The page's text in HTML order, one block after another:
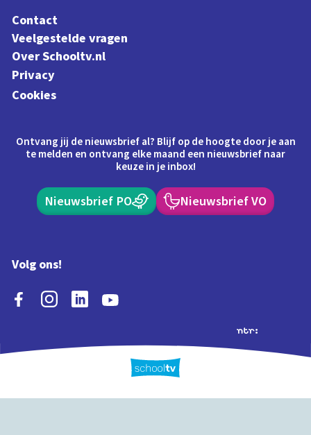
Contact
Veelgestelde vragen
Over Schooltv.nl
Privacy
Cookies
Ontvang jij de nieuwsbrief al? Blijf op de hoogte door je aan
te melden en ontvang elke maand een nieuwsbrief naar
keuze in je inbox!
Nieuwsbrief PO Nieuwsbrief VO
Volg ons!